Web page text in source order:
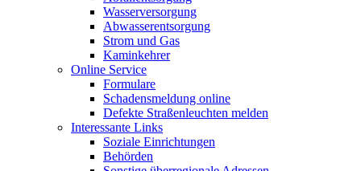
Wasserversorgung
Abwasserentsorgung
Strom und Gas
Kaminkehrer
Online Service
Formulare
Schadensmeldung online
Defekte Straßenleuchten melden
Interessante Links
Soziale Einrichtungen
Behörden